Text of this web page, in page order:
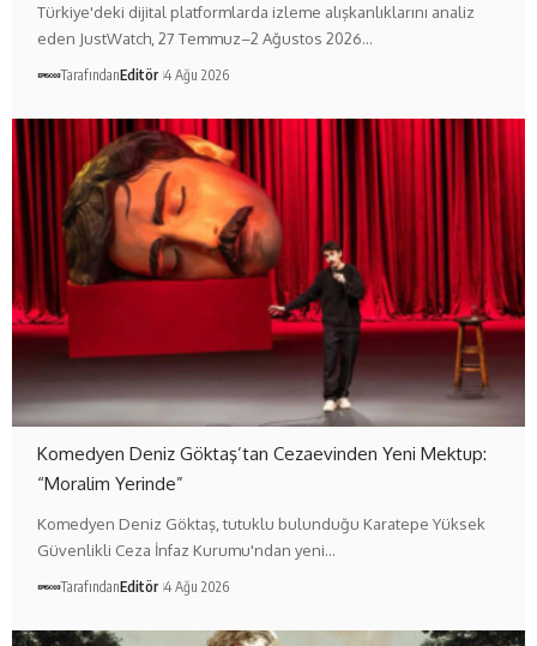
Türkiye'deki dijital platformlarda izleme alışkanlıklarını analiz
eden JustWatch, 27 Temmuz–2 Ağustos 2026…
TarafındanEditör 4 Ağu 2026
Komedyen Deniz Göktaş’tan Cezaevinden Yeni Mektup:
“Moralim Yerinde”
Komedyen Deniz Göktaş, tutuklu bulunduğu Karatepe Yüksek
Güvenlikli Ceza İnfaz Kurumu'ndan yeni…
TarafındanEditör 4 Ağu 2026